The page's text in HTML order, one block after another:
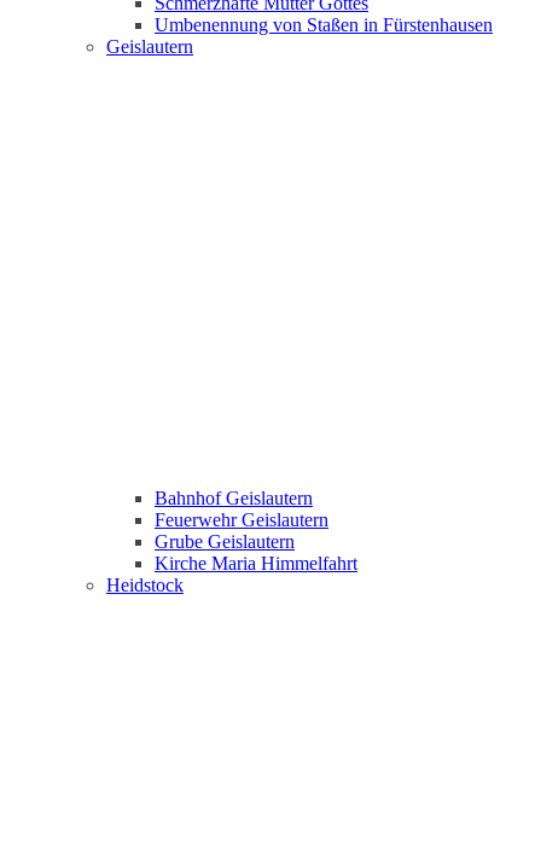
Umbenennung von Staßen in Fürstenhausen
Geislautern
Bahnhof Geislautern
Feuerwehr Geislautern
Grube Geislautern
Kirche Maria Himmelfahrt
Heidstock